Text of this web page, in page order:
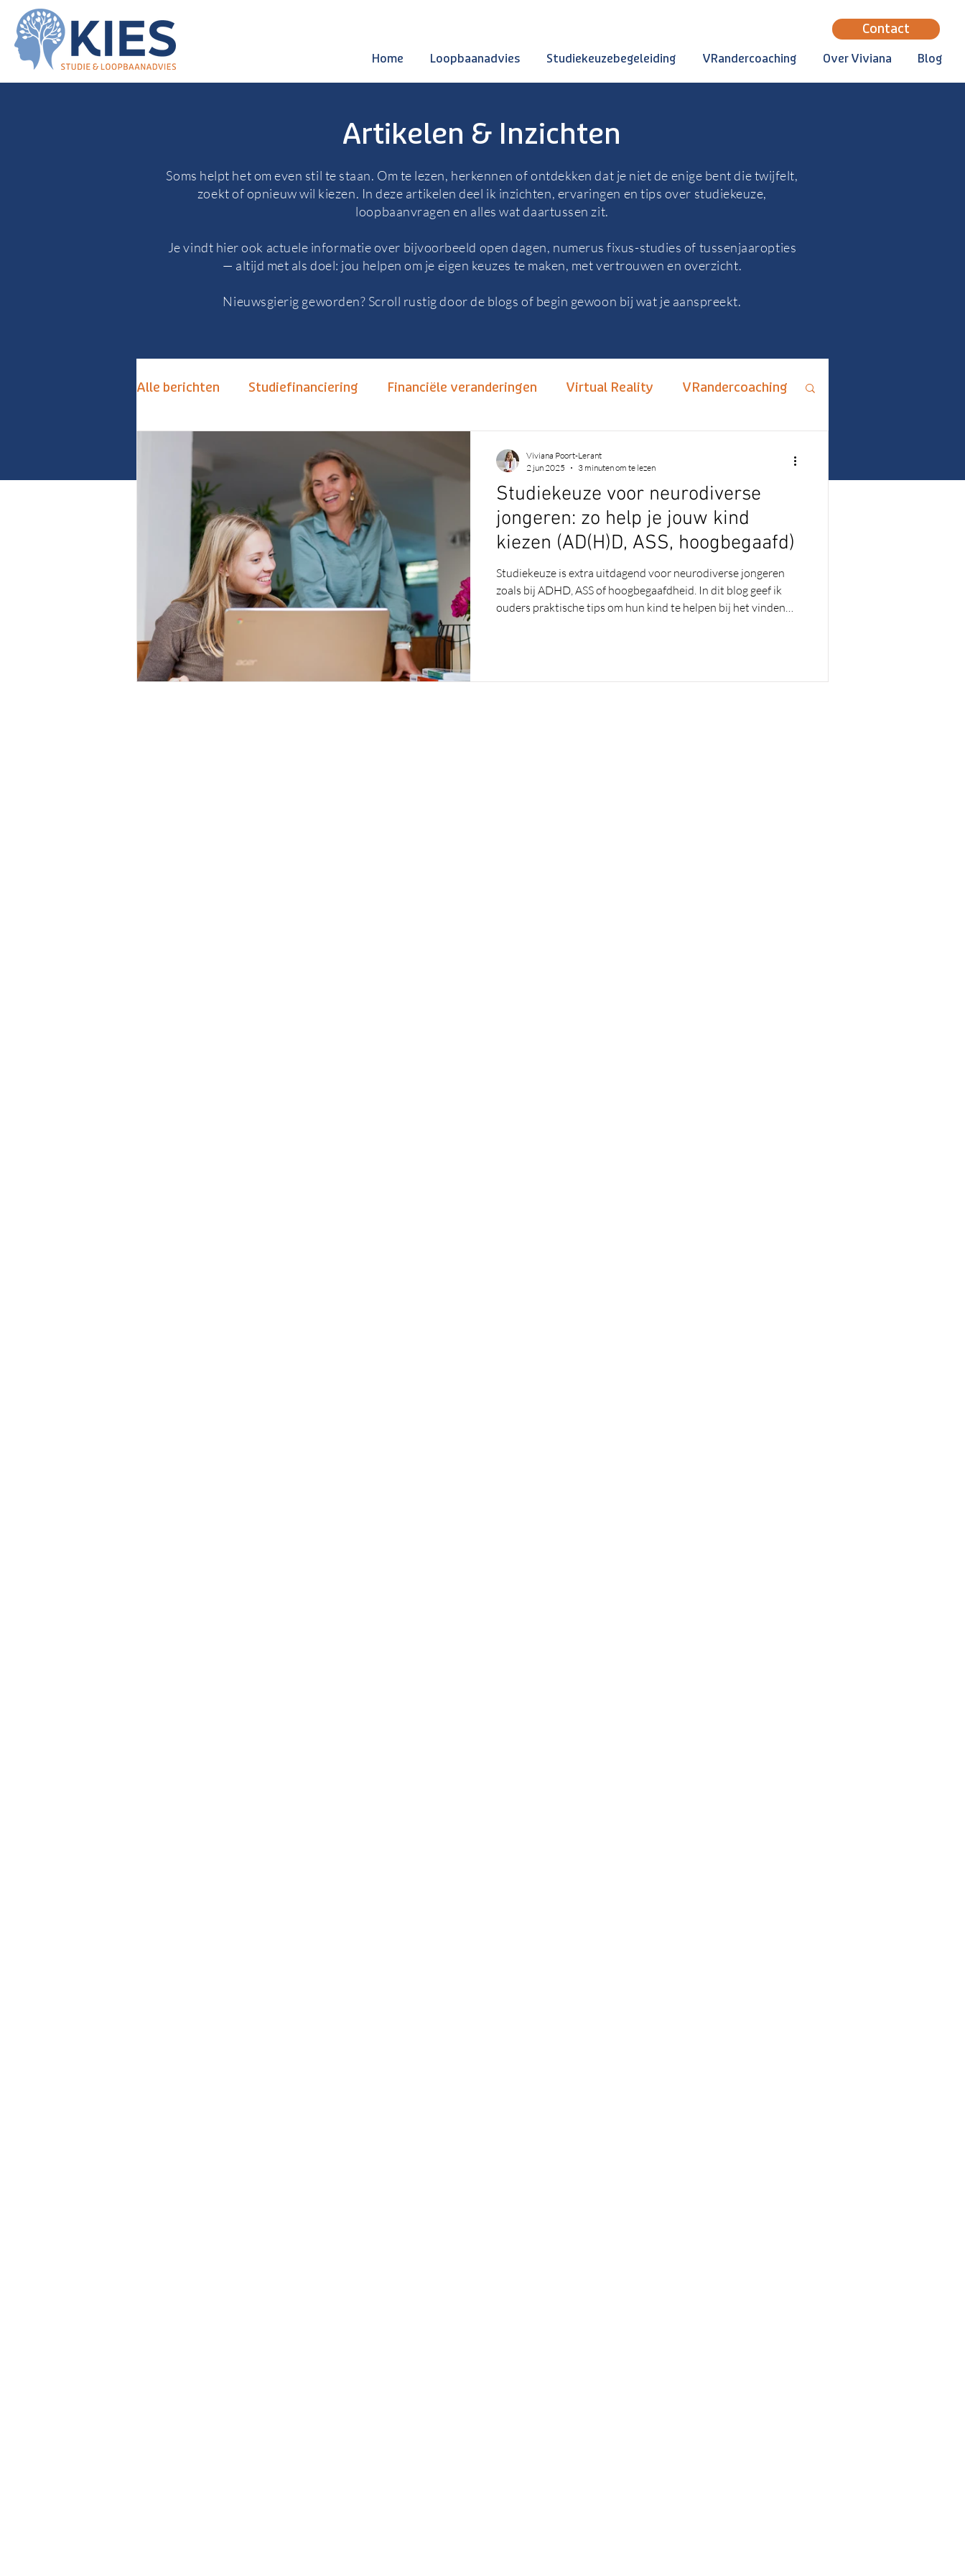
Contact
Home Loopbaanadvies Studiekeuzebegeleiding VRandercoaching Over Viviana Blog
Artikelen & Inzichten
Soms helpt het om even stil te staan. Om te lezen, herkennen of ontdekken dat je niet de enige bent die twijfelt,
zoekt of opnieuw wil kiezen. In deze artikelen deel ik inzichten, ervaringen en tips over studiekeuze,
loopbaanvragen en alles wat daartussen zit.
Je vindt hier ook actuele informatie over bijvoorbeeld open dagen, numerus fixus-studies of tussenjaaropties
— altijd met als doel: jou helpen om je eigen keuzes te maken, met vertrouwen en overzicht.
Nieuwsgierig geworden? Scroll rustig door de blogs of begin gewoon bij wat je aanspreekt.
Alle berichten Studiefinanciering Financiële veranderingen Virtual Reality VRandercoaching
Keuzestress Vermijden Hoger Onderwijs Carrièrebegeleiding Numerus Fixus
Alternatieven Numerus Fixus Open dagen
Hoogbegaafd Motivatie
Studiekeuze voor neurodiverse
jongeren: zo help je jouw kind
kiezen (AD(H)D, ASS, hoogbegaafd)
Studiekeuze is extra uitdagend voor neurodiverse jongeren
zoals bij ADHD, ASS of hoogbegaafdheid. In dit blog geef ik
ouders praktische tips om hun kind te helpen bij het vinden
Viviana Poort-Lerant
2 jun 2025
3 minuten om te lezen